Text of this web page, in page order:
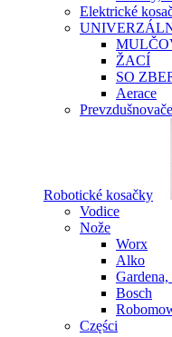
Elektrické
ŽACÍ
SO
Aerace
Robotické kosačky
Vodice
Nože
Worx
Alko
Bosch
Części